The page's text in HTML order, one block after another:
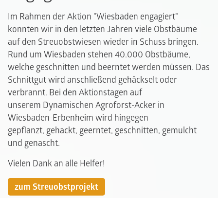
Im Rahmen der Aktion "Wiesbaden engagiert"
konnten wir in den letzten Jahren viele Obstbäume
auf den Streuobstwiesen wieder in Schuss bringen.
Rund um Wiesbaden stehen 40.000 Obstbäume,
welche geschnitten und beerntet werden müssen. Das
Schnittgut wird anschließend gehäckselt oder
verbrannt. Bei den Aktionstagen auf
unserem Dynamischen Agroforst-Acker in
Wiesbaden-Erbenheim wird hingegen
gepflanzt, gehackt, geerntet, geschnitten, gemulcht
und genascht.
Vielen Dank an alle Helfer!
zum Streuobstprojekt